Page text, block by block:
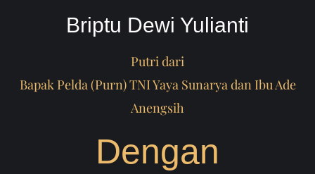
Briptu Dewi Yulianti
Putri dari
Bapak Pelda (Purn) TNI Yaya Sunarya dan Ibu Ade
Anengsih
Dengan